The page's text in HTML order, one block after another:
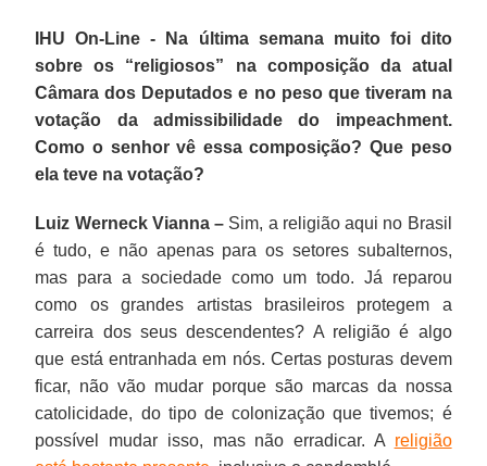
IHU On-Line - Na última semana muito foi dito
sobre os “religiosos” na composição da atual
Câmara dos Deputados e no peso que tiveram na
votação da admissibilidade do impeachment.
Como o senhor vê essa composição? Que peso
ela teve na votação?
Luiz Werneck Vianna – Sim, a religião aqui no Brasil
é tudo, e não apenas para os setores subalternos,
mas para a sociedade como um todo. Já reparou
como os grandes artistas brasileiros protegem a
carreira dos seus descendentes? A religião é algo
que está entranhada em nós. Certas posturas devem
ficar, não vão mudar porque são marcas da nossa
catolicidade, do tipo de colonização que tivemos; é
possível mudar isso, mas não erradicar. A religião